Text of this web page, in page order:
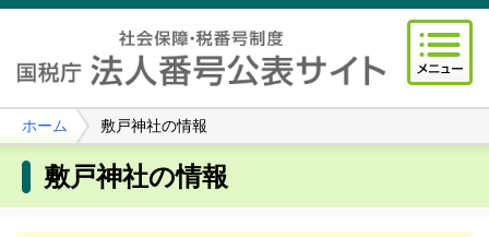
ホーム 敷戸神社の情報
敷戸神社の情報